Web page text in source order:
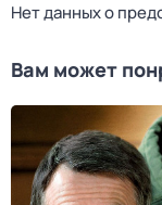
Нет данных о
Вам может